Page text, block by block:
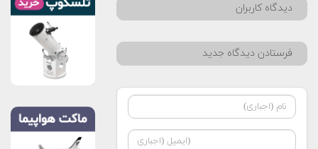
دیدگاه کاربران
فرستادن دیدگاه جدید